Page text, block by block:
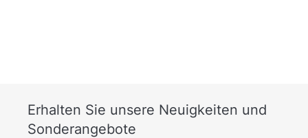
Erhalten Sie unsere Neuigkeiten und
Sonderangebote